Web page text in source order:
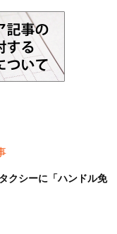
クシーに「ハンドル免